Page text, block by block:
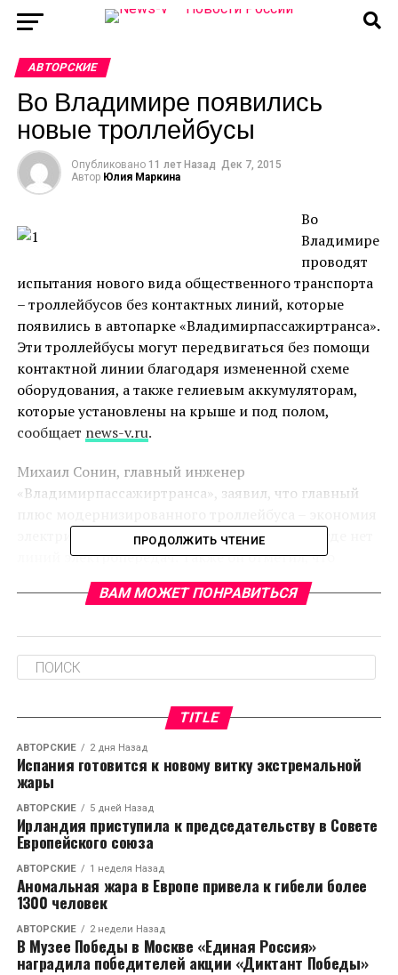
АВТОРСКИЕ
Во Владимире появились
новые троллейбусы
Опубликовано 11 лет Назад Дек 7, 2015
Автор Юлия Маркина
Во
Владимире
проводят
испытания нового вида общественного транспорта
– троллейбусов без контактных линий, которые
появились в автопарке «Владимирпассажиртранса».
Эти троллейбусы могут передвигаться без помощи
контактной линии благодаря измененной схеме
оборудования, а также гелиевым аккумуляторам,
которые установлены на крыше и под полом,
сообщает news-v.ru.
Михаил Сонин, главный инженер
«Владимирпассажиртранса», заявил, что главный
электричества и возможность работать там, где нет
линий электропередач. Также он отметил, что
проехать такой троллейбус может до 15 километров,
это подтвердили первые испытания.
CЛЕДУЮЩЕЕ
НЕ ПРОПУСТИТЕ
В России планируется развитие круглогодичного
туризма по системе «все включено»
ПРОДОЛЖИТЬ ЧТЕНИЕ
ВАМ МОЖЕТ ПОНРАВИТЬСЯ
TITLE
АВТОРСКИЕ 2 дня Назад
Испания готовится к новому витку экстремальной
жары
АВТОРСКИЕ 5 дней Назад
Ирландия приступила к председательству в Совете
Европейского союза
АВТОРСКИЕ 1 неделя Назад
Аномальная жара в Европе привела к гибели более
1300 человек
АВТОРСКИЕ 2 недели Назад
В Музее Победы в Москве «Единая Россия»
наградила победителей акции «Диктант Победы»